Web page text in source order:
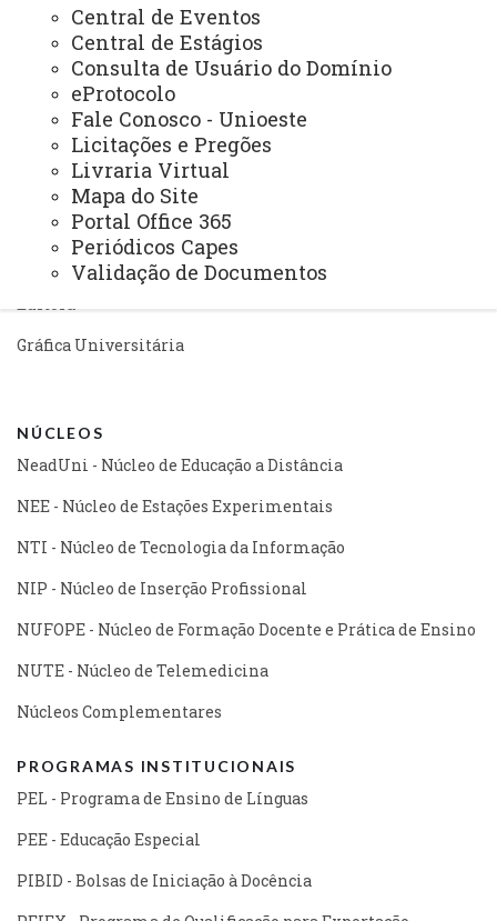
Central de Eventos
Central de Estágios
Consulta de Usuário do Domínio
eProtocolo
Fale Conosco - Unioeste
Licitações e Pregões
Livraria Virtual
Mapa do Site
Portal Office 365
Periódicos Capes
Validação de Documentos
Jurídica
Sistema de Controle Interno, Integridade e Compliance
Relações Internacionais e Interinstitucionais
ÓRGÃO DE APOIO
Unioeste INOVA - Agência de Inovação da Unioeste
ÓRGÃOS SUPLEMENTARES
Coordenadoria de Concursos e Processos Seletivos
Gráfica Universitária
NÚCLEOS
NeadUni - Núcleo de Educação a Distância
NEE - Núcleo de Estações Experimentais
NTI - Núcleo de Tecnologia da Informação
NIP - Núcleo de Inserção Profissional
NUFOPE - Núcleo de Formação Docente e Prática de Ensino
NUTE - Núcleo de Telemedicina
Núcleos Complementares
PROGRAMAS INSTITUCIONAIS
PEL - Programa de Ensino de Línguas
PEE - Educação Especial
PIBID - Bolsas de Iniciação à Docência